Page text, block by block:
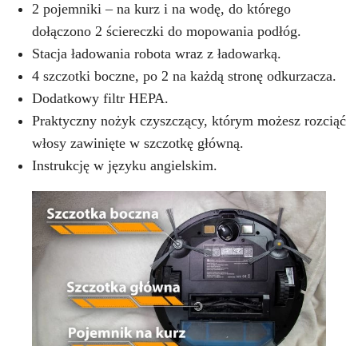
2 pojemniki – na kurz i na wodę, do którego
dołączono 2 ściereczki do mopowania podłóg.
Stacja ładowania robota wraz z ładowarką.
4 szczotki boczne, po 2 na każdą stronę odkurzacza.
Dodatkowy filtr HEPA.
Praktyczny nożyk czyszczący, którym możesz rozciąć
włosy zawinięte w szczotkę główną.
Instrukcję w języku angielskim.